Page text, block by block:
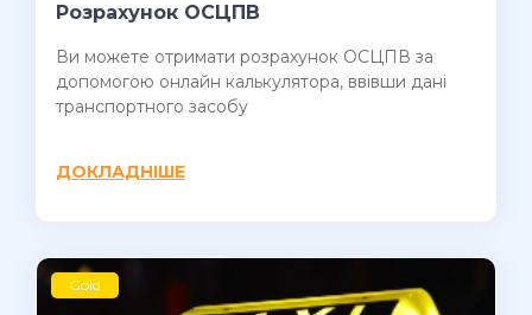
Розрахунок ОСЦПВ
Ви можете отримати розрахунок ОСЦПВ за
допомогою онлайн калькулятора, ввівши дані
транспортного засобу
ДОКЛАДНІШЕ
Gold